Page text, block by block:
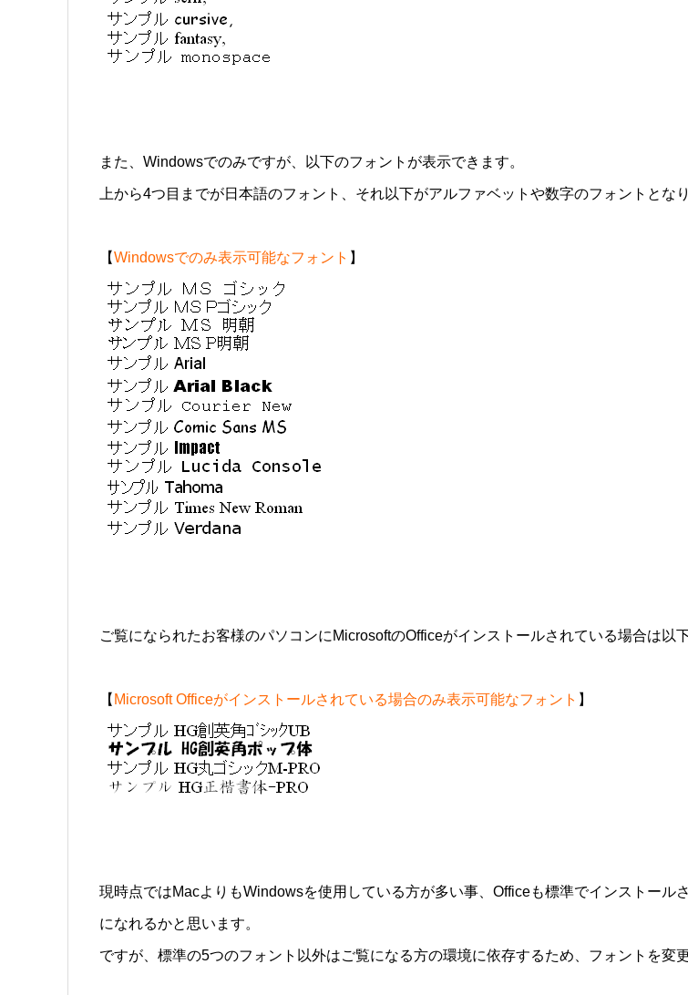
また、Windowsでのみですが、以下のフォントが表示できます。
上から4つ目までが日本語のフォント、それ以下がアルファベットや数字のフォントとなり
【Windowsでのみ表示可能なフォント 】
ご覧になられたお客様のパソコンにMicrosoftのOfficeがインストールされている場合は以
【 Microsoft Officeがインストールされている場合のみ表示可能なフォント 】
現時点ではMacよりもWindowsを使用している方が多い事、Officeも標準でインストー
になれるかと思います。
ですが、標準の5つのフォント以外はご覧になる方の環境に依存するため、フォントを変